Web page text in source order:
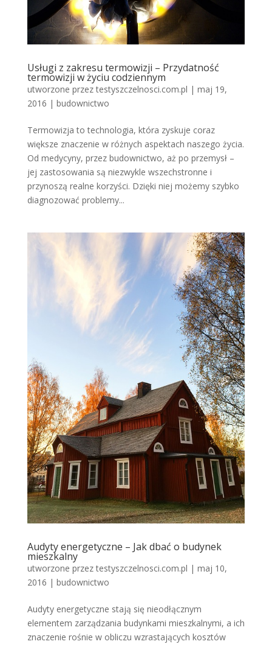
Usługi z zakresu termowizji – Przydatność
termowizji w życiu codziennym
utworzone przeztestyszczelnosci.com.pl | maj 19,
2016 | budownictwo
Termowizja to technologia, która zyskuje coraz
większe znaczenie w różnych aspektach naszego życia.
Od medycyny, przez budownictwo, aż po przemysł –
jej zastosowania są niezwykle wszechstronne i
przynoszą realne korzyści. Dzięki niej możemy szybko
diagnozować problemy...
Audyty energetyczne – Jak dbać o budynek
mieszkalny
utworzone przeztestyszczelnosci.com.pl | maj 10,
2016 | budownictwo
Audyty energetyczne stają się nieodłącznym
elementem zarządzania budynkami mieszkalnymi, a ich
znaczenie rośnie w obliczu wzrastających kosztów